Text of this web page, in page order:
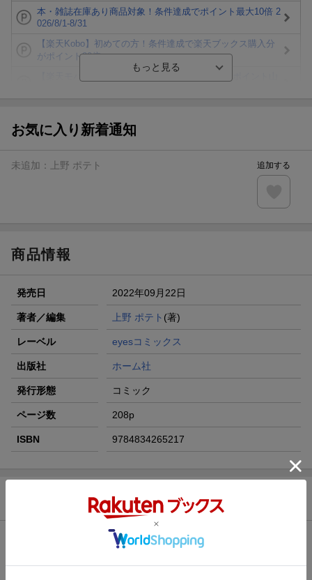
本・雑誌在庫あり商品対象！条件達成でポイント最大10倍 2
026/8/1-8/31
【楽天Kobo】初めての方！条件達成で楽天ブックス購入分
がポイント20倍
ト山分け
エントリー＆3,000円以上購入で無料データSIM（3GB/月プ
楽天モバイル紹介キャンペーンの拡散で300円OFFクーポン
お気に入り新着通知
未追加： 上野 ポテト 追加する
商品情報
発売日 2022年09月22日
著者／編集 上野 ポテト (著)
レーベル eyesコミックス
出版社 ホーム社
発行形態 コミック
ページ数 208p
ISBN 9784834265217
内容紹介（JPROより）